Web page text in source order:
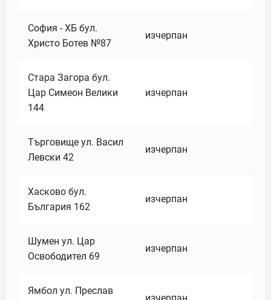
София - ХБ бул.
Христо Ботев №87
изчерпан
Стара Загора бул.
Цар Симеон Велики
144
изчерпан
Търговище ул. Васил
Левски 42
изчерпан
Хасково бул.
България 162
изчерпан
Шумен ул. Цар
Освободител 69
изчерпан
Ямбол ул. Преслав